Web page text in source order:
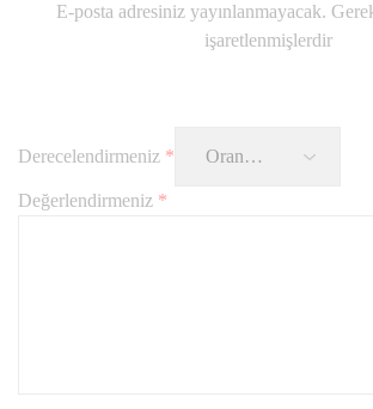
E-posta adresiniz yayınlanmayacak.
işaretlenmişlerdir
Derecelendirmeniz *
Değerlendirmeniz *